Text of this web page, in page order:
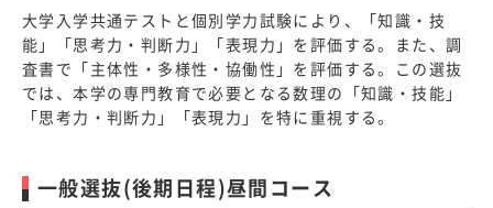
大学入学共通テストと個別学力試験により、「知識・技
能」「思考力・判断力」「表現力」を評価する。また、調
査書で「主体性・多様性・協働性」を評価する。この選抜
では、本学の専門教育で必要となる数理の「知識・技能」
「思考力・判断力」「表現力」を特に重視する。
一般選抜(後期日程)昼間コース